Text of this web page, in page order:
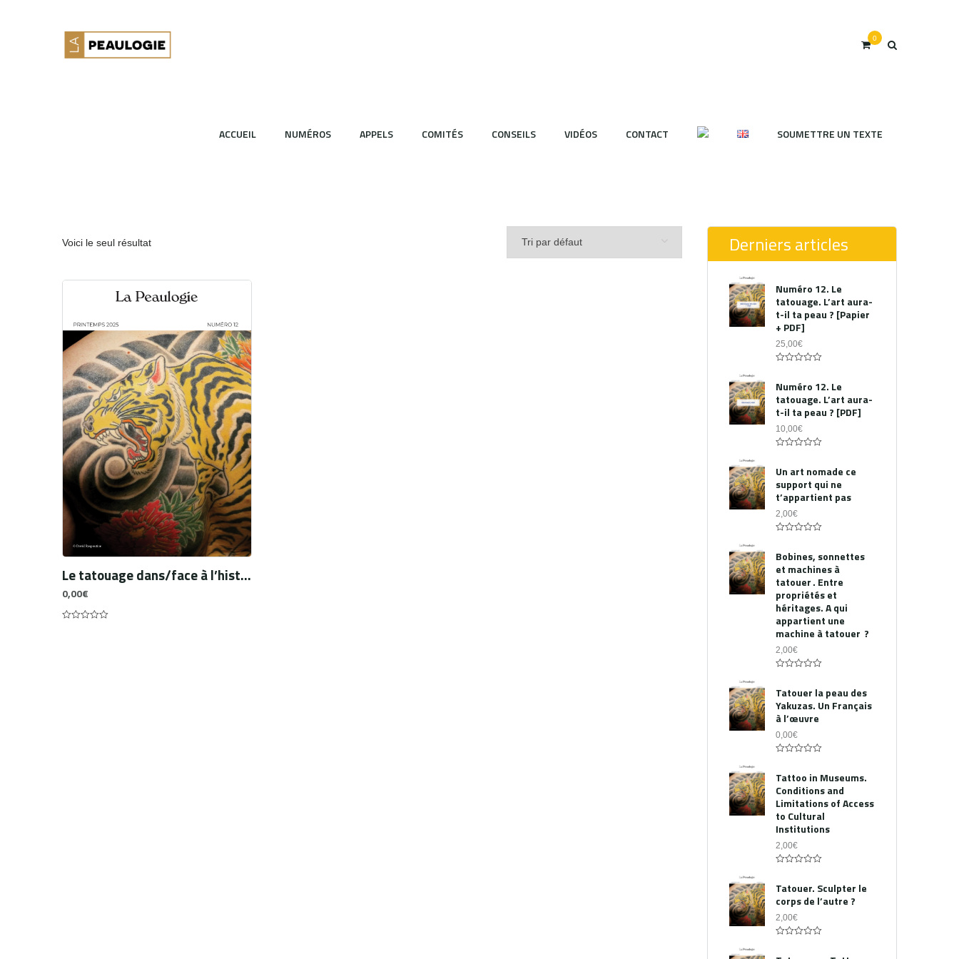
0
ACCUEIL NUMÉROS APPELS COMITÉS CONSEILS VIDÉOS CONTACT SOUMETTRE UN TEXTE
Voici le seul résultat
Le tatouage dans/face à l’histoire de l’art
0,00€
Derniers articles
Numéro 12. Le
tatouage. L’art aura-
t-il ta peau ? [Papier
+ PDF]
25,00€
out
of
5
Numéro 12. Le
tatouage. L’art aura-
t-il ta peau ? [PDF]
10,00€
out
of
5
Un art nomade ce
support qui ne
t’appartient pas
2,00€
out
of
5
Bobines, sonnettes
et machines à
tatouer . Entre
propriétés et
héritages. A qui
appartient une
machine à tatouer ?
2,00€
out
of
5
Tatouer la peau des
Yakuzas. Un Français
à l’œuvre
0,00€
out
of
5
Tattoo in Museums.
Conditions and
Limitations of Access
to Cultural
Institutions
2,00€
out
of
5
Tatouer. Sculpter le
corps de l’autre ?
2,00€
out